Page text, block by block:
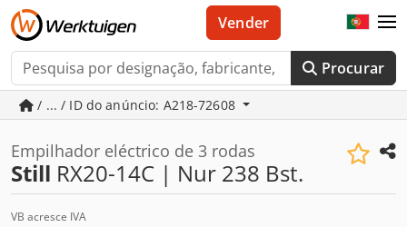
Procurar
Vender
/ ... / ID do anúncio: A218-72608
Empilhador eléctrico de 3 rodas
Still RX20-14C | Nur 238 Bst.
VB acresce IVA